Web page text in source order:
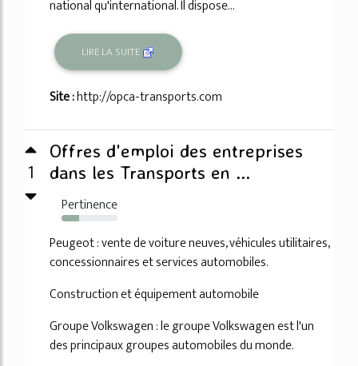
national qu'international. Il dispose...
LIRE LA SUITE
Site :http://opca-transports.com
1
Offres d'emploi des entreprises
dans les Transports en ...
Pertinence
32%
Peugeot : vente de voiture neuves, véhicules utilitaires,
concessionnaires et services automobiles.
Construction et équipement automobile
Groupe Volkswagen : le groupe Volkswagen est l'un
des principaux groupes automobiles du monde.